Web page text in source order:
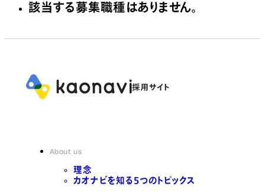
該当する募集職種はありません。
About us
理念
カオナビを知る5つのトピックス